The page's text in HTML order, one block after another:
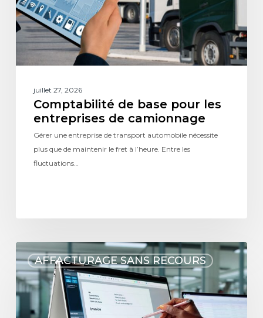
juillet 27, 2026
Comptabilité de base pour les
entreprises de camionnage
Gérer une entreprise de transport automobile nécessite
plus que de maintenir le fret à l’heure. Entre les
fluctuations…
AFFACTURAGE SANS RECOURS